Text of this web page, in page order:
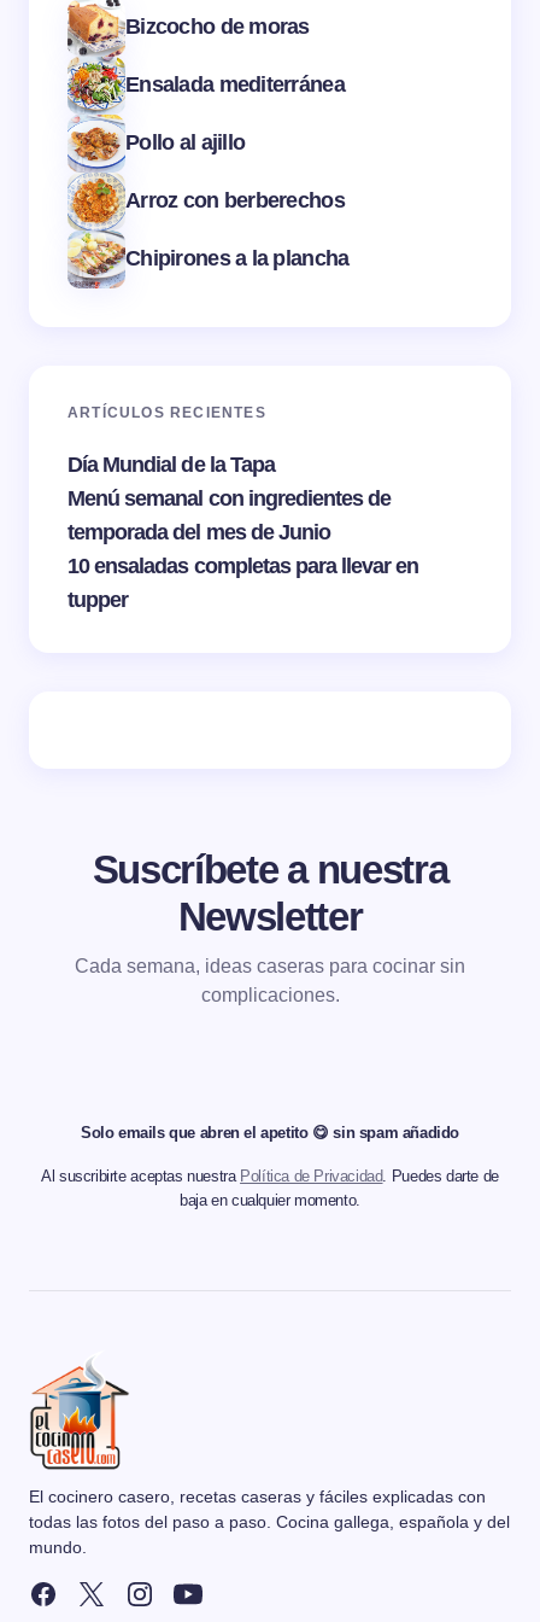
Bizcocho de moras
Ensalada mediterránea
Pollo al ajillo
Arroz con berberechos
Chipirones a la plancha
ARTÍCULOS RECIENTES
Día Mundial de la Tapa
Menú semanal con ingredientes de
temporada del mes de Junio
10 ensaladas completas para llevar en
tupper
Suscríbete a nuestra
Newsletter
Cada semana, ideas caseras para cocinar sin
complicaciones.
Solo emails que abren el apetito 😋 sin spam añadido
Al suscribirte aceptas nuestra Política de Privacidad. Puedes darte de
baja en cualquier momento.
El cocinero casero, recetas caseras y fáciles explicadas con
todas las fotos del paso a paso. Cocina gallega, española y del
mundo.